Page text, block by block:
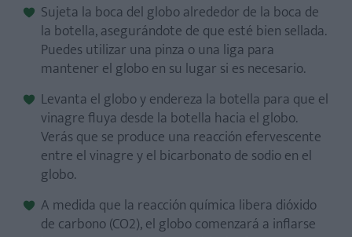
Sujeta la boca del globo alrededor de la boca de
la botella, asegurándote de que esté bien sellada.
Puedes utilizar una pinza o una liga para
mantener el globo en su lugar si es necesario.
Levanta el globo y endereza la botella para que el
vinagre fluya desde la botella hacia el globo.
Verás que se produce una reacción efervescente
entre el vinagre y el bicarbonato de sodio en el
globo.
A medida que la reacción química libera dióxido
de carbono (CO2), el globo comenzará a inflarse